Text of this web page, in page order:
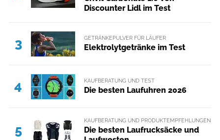
Discounter Lidl im Test
3 GETRÄNKEPULVER FÜR LÄUFER
Elektrolytgetränke im Test
4 KAUFBERATUNG UND TEST
Die besten Laufuhren 2026
5
KAUFBERATUNG UND PRODUKTEMPFEHLUNGEN
Die besten Laufrucksäcke und